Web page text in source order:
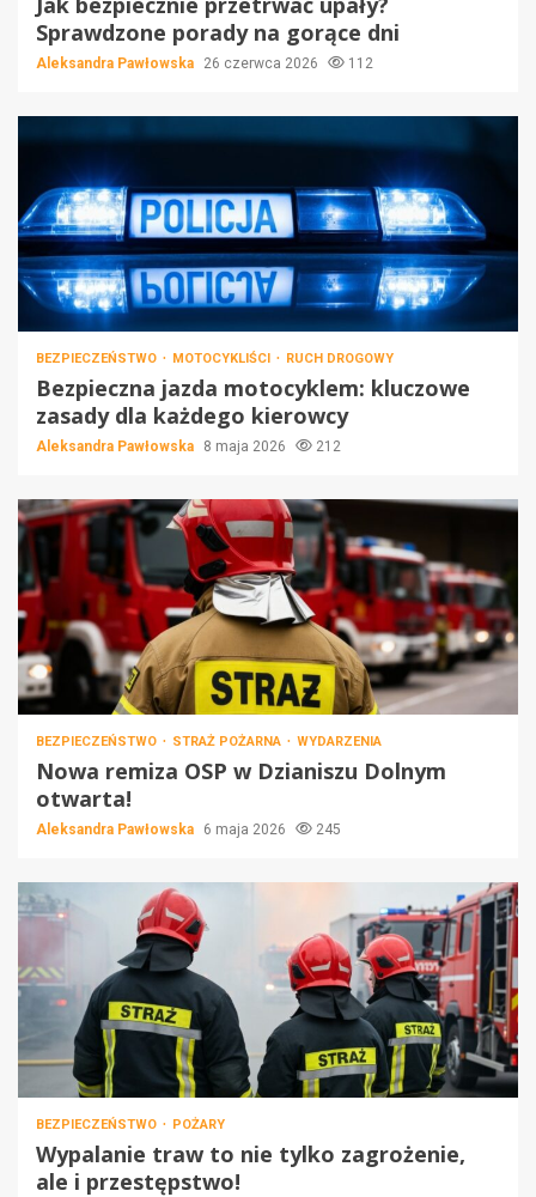
Sprawdzone porady na gorące dni
Aleksandra Pawłowska 26 czerwca 2026 112
BEZPIECZEŃSTWO MOTOCYKLIŚCI RUCH DROGOWY
Bezpieczna jazda motocyklem: kluczowe
zasady dla każdego kierowcy
Aleksandra Pawłowska 8 maja 2026 212
BEZPIECZEŃSTWO STRAŻ POŻARNA WYDARZENIA
Nowa remiza OSP w Dzianiszu Dolnym
otwarta!
Aleksandra Pawłowska 6 maja 2026 245
BEZPIECZEŃSTWO POŻARY
Wypalanie traw to nie tylko zagrożenie,
ale i przestępstwo!